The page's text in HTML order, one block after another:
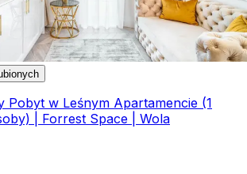
Pobyt w Leśnym Apartamencie (1
| Forrest Space | Wola